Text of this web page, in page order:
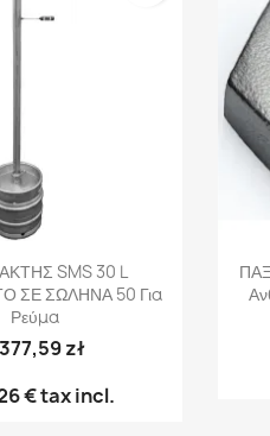
προβολή
SMS 30 L
ΣΕ ΣΩΛΗΝΑ 50 Για
Ρεύμα
zł
€tax incl.